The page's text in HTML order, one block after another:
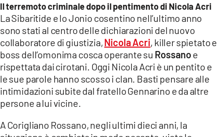
Il terremoto criminale dopo il pentimento di Nicola Acri
La Sibaritide e lo Jonio cosentino nell’ultimo anno
sono stati al centro delle dichiarazioni del nuovo
collaboratore di giustizia,Nicola Acri, killer spietato e
boss dell’omonima cosca operante su Rossanoe
rispettata dai cirotani. Oggi Nicola Acri è un pentito e
le sue parole hanno scosso i clan. Basti pensare alle
intimidazioni subite dal fratello Gennarino e da altre
persone a lui vicine.
A Corigliano Rossano, negli ultimi dieci anni, la